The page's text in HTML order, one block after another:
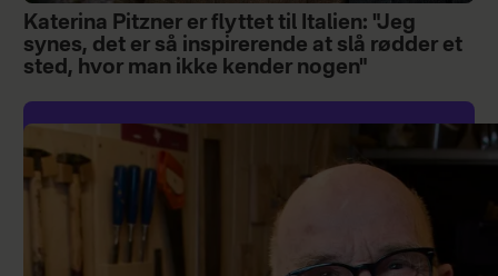
Katerina Pitzner er flyttet til Italien: "Jeg
synes, det er så inspirerende at slå rødder et
sted, hvor man ikke kender nogen"